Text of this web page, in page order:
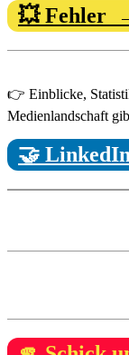
💥 Fehler
👉 Einblicke,
Medienlandschaft
🤝